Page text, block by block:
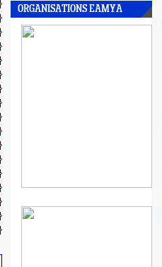
ORGANISATIONS EAMYA